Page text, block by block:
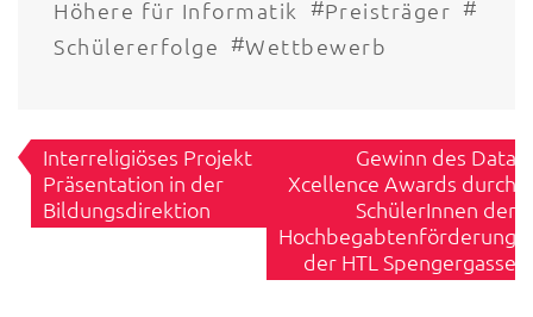
Höhere für Informatik #Preisträger #
Schülererfolge #Wettbewerb
Interreligiöses Projekt
Präsentation in der
Bildungsdirektion
Gewinn des Data
Xcellence Awards durch
SchülerInnen der
Hochbegabtenförderung
der HTL Spengergasse